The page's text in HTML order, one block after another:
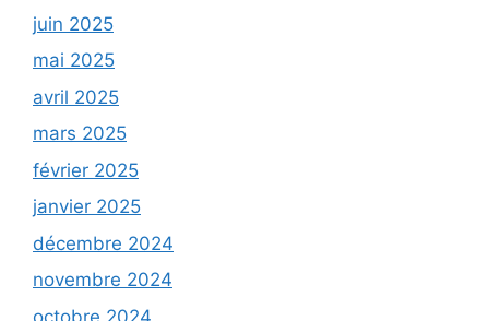
juin 2025
mai 2025
avril 2025
mars 2025
février 2025
janvier 2025
décembre 2024
novembre 2024
octobre 2024